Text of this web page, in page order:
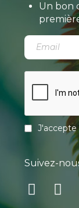
Un bon
J'accepte
Suivez-